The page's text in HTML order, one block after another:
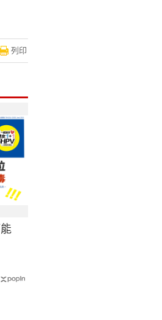
列印